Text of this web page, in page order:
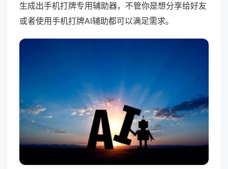
生成出手机打牌专用辅助器，不管你是想分享给好友
或者使用手机打牌AI辅助都可以满足需求。